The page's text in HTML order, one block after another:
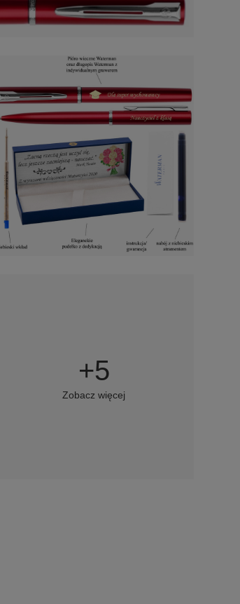
+5
Zobacz więcej